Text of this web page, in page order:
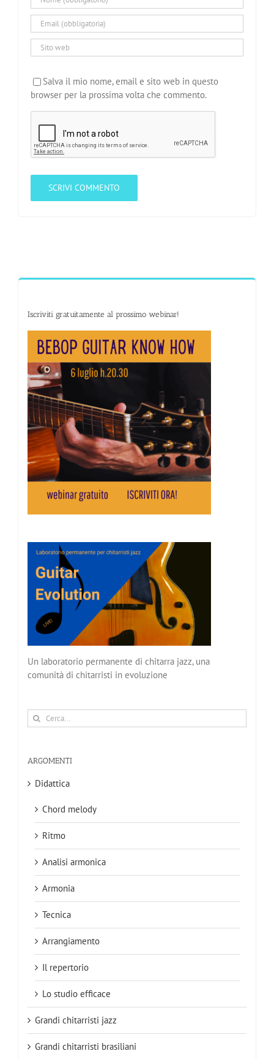
Salva il mio nome, email e sito web in questo
browser per la prossima volta che commento.
Iscriviti gratuitamente al prossimo webinar!
Un laboratorio permanente di chitarra jazz, una
comunità di chitarristi in evoluzione
Cerca
per:
ARGOMENTI
Didattica
Chord melody
Ritmo
Analisi armonica
Armonia
Tecnica
Arrangiamento
Il repertorio
Lo studio efficace
Grandi chitarristi jazz
Grandi chitarristi brasiliani